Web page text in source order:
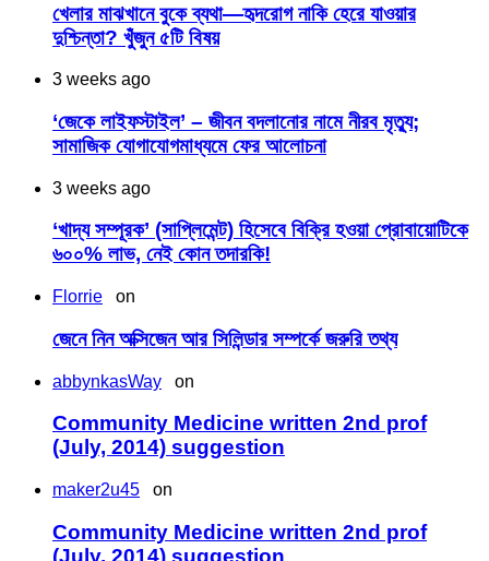
খেলার মাঝখানে বুকে ব্যথা—হৃদরোগ নাকি হেরে যাওয়ার
দুশ্চিন্তা? খুঁজুন ৫টি বিষয়
3 weeks ago
‘জেকে লাইফস্টাইল’ – জীবন বদলানোর নামে নীরব মৃত্যু;
সামাজিক যোগাযোগমাধ্যমে ফের আলোচনা
3 weeks ago
‘খাদ্য সম্পূরক’ (সাপ্লিমেন্ট) হিসেবে বিক্রি হওয়া প্রোবায়োটিকে
৬০০% লাভ, নেই কোন তদারকি!
Florrie on
জেনে নিন অক্সিজেন আর সিলিন্ডার সম্পর্কে জরুরি তথ্য
abbynkasWay on
Community Medicine written 2nd prof
(July, 2014) suggestion
maker2u45 on
Community Medicine written 2nd prof
(July, 2014) suggestion